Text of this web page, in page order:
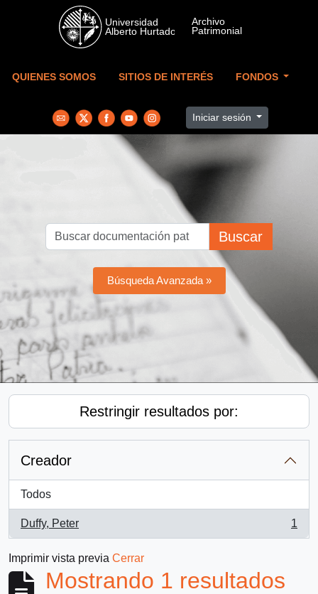
Skip to main content
QUIENES SOMOS SITIOS DE INTERÉS FONDOS
Iniciar sesión
Buscar
Búsqueda Avanzada »
Restringir resultados por:
Creador
Todos
Duffy, Peter
, 1 resultados
1
Imprimir vista previa Cerrar
Mostrando 1 resultados